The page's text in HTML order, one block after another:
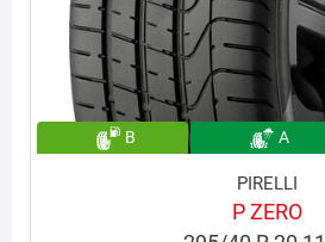
B A
PIRELLI
P ZERO